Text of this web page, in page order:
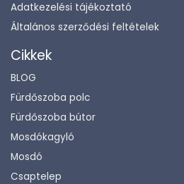
Adatkezelési tájékoztató
Általános szerződési feltételek
Cikkek
BLOG
Fürdőszoba polc
Fürdőszoba bútor
Mosdókagyló
Mosdó
Csaptelep